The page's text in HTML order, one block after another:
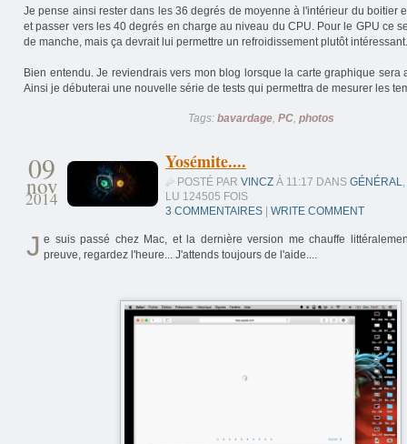
Je pense ainsi rester dans les 36 degrés de moyenne à l'intérieur du boitier
et passer vers les 40 degrés en charge au niveau du CPU. Pour le GPU ce
de manche, mais ça devrait lui permettre un refroidissement plutôt intéressant.
Bien entendu. Je reviendrais vers mon blog lorsque la carte graphique sera
Ainsi je débuterai une nouvelle série de tests qui permettra de mesurer les
Tags: bavardage, PC, photos
09
nov
2014
Yosémite....
POSTÉ PAR VINCZ À 11:17 DANS GÉNÉRAL
LU 124505 FOIS
3 COMMENTAIRES | WRITE COMMENT
J e suis passé chez Mac, et la dernière version me chauffe
preuve, regardez l'heure... J'attends toujours de l'aide....